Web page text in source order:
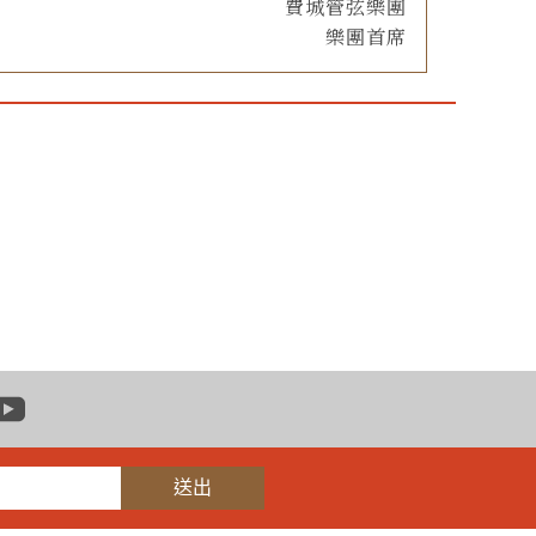
費城管弦樂團
樂團首席